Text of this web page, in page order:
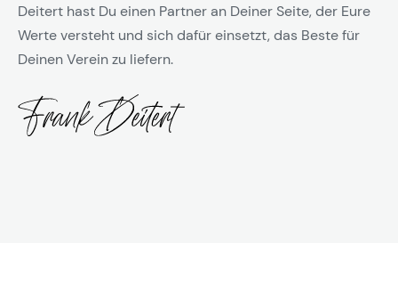
Deitert hast Du einen Partner an Deiner Seite, der Eure
Werte versteht und sich dafür einsetzt, das Beste für
Deinen Verein zu liefern.